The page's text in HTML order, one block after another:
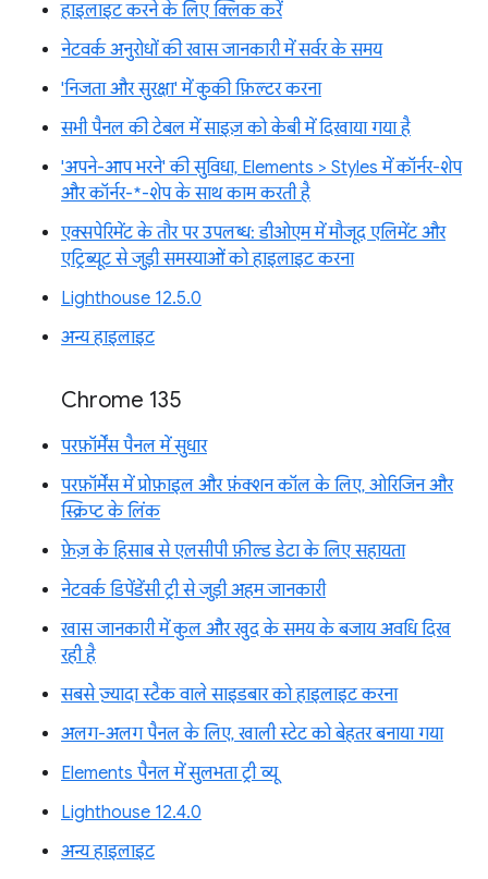
हाइलाइट करने के लिए क्लिक करें
नेटवर्क अनुरोधों की खास जानकारी में सर्वर के समय
'निजता और सुरक्षा' में कुकी फ़िल्टर करना
सभी पैनल की टेबल में साइज़ को केबी में दिखाया गया है
'अपने-आप भरने' की सुविधा, Elements > Styles में कॉर्नर-शेप
और कॉर्नर-*-शेप के साथ काम करती है
एक्सपेरिमेंट के तौर पर उपलब्ध: डीओएम में मौजूद एलिमेंट और
एट्रिब्यूट से जुड़ी समस्याओं को हाइलाइट करना
Lighthouse 12.5.0
अन्य हाइलाइट
Chrome 135
परफ़ॉर्मेंस पैनल में सुधार
परफ़ॉर्मेंस में प्रोफ़ाइल और फ़ंक्शन कॉल के लिए, ओरिजिन और
स्क्रिप्ट के लिंक
फ़ेज़ के हिसाब से एलसीपी फ़ील्ड डेटा के लिए सहायता
नेटवर्क डिपेंडेंसी ट्री से जुड़ी अहम जानकारी
खास जानकारी में कुल और खुद के समय के बजाय अवधि दिख
रही है
सबसे ज़्यादा स्टैक वाले साइडबार को हाइलाइट करना
अलग-अलग पैनल के लिए, खाली स्टेट को बेहतर बनाया गया
Elements पैनल में सुलभता ट्री व्यू
Lighthouse 12.4.0
अन्य हाइलाइट